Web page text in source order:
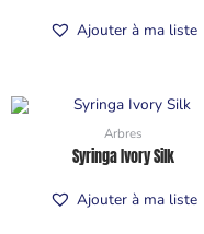
Ajouter à ma liste
Arbres
Syringa Ivory Silk
Ajouter à ma liste